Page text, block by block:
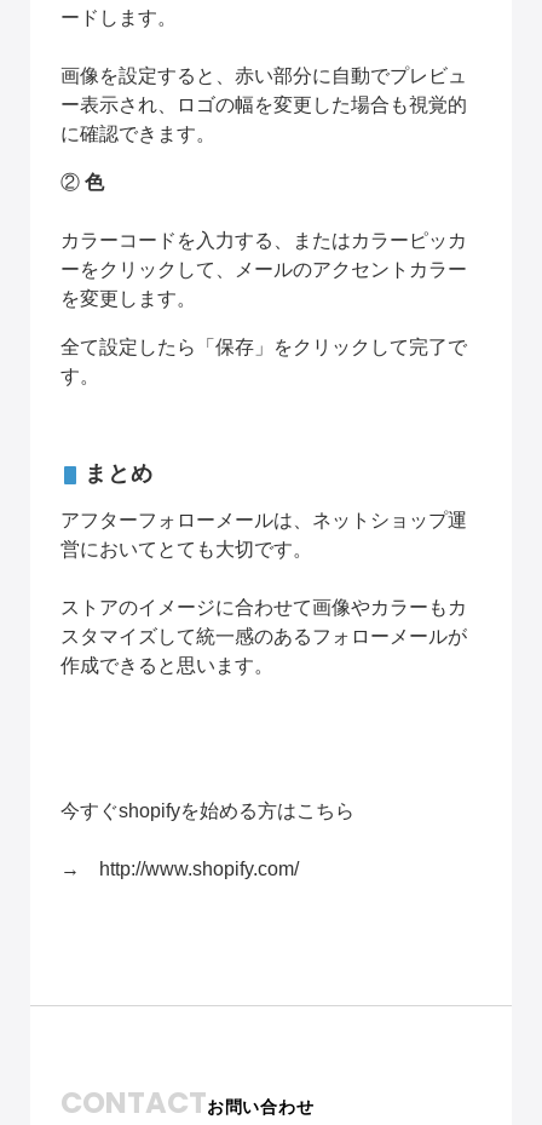
ードします。
画像を設定すると、赤い部分に自動でプレビュ
ー表示され、ロゴの幅を変更した場合も視覚的
に確認できます。
② 色
カラーコードを入力する、またはカラーピッカ
ーをクリックして、メールのアクセントカラー
を変更します。
全て設定したら「保存」をクリックして完了で
す。
まとめ
アフターフォローメールは、ネットショップ運
営においてとても大切です。
ストアのイメージに合わせて画像やカラーもカ
スタマイズして統一感のあるフォローメールが
作成できると思います。
今すぐshopifyを始める方はこちら
→ http://www.shopify.com/
CONTACTお問い合わせ